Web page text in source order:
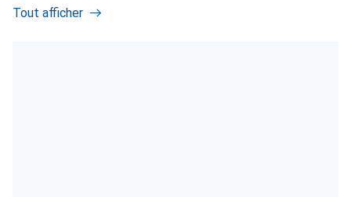
Tout afficher